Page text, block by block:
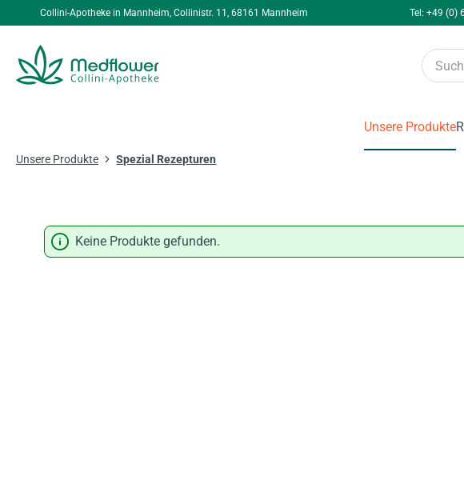
Zur Hauptnavigation springen
Collini-Apotheke in Mannheim, Collinistr. 11, 68161 Mannheim Tel: +49 (0)
Unsere Produkte
Unsere Produkte Spezial Rezepturen
Keine Produkte gefunden.